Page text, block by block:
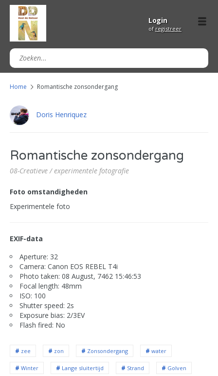
Login
of registreer
Home Romantische zonsondergang
Doris Henriquez
Romantische zonsondergang
08-Creatieve / experimentele fotografie
Foto omstandigheden
Experimentele foto
EXIF-data
Aperture: 32
Camera: Canon EOS REBEL T4i
Photo taken: 08 August, 7462 15:46:53
Focal length: 48mm
ISO: 100
Shutter speed: 2s
Exposure bias: 2/3EV
Flash fired: No
zee zon Zonsondergang water
Winter Lange sluitertijd Strand Golven